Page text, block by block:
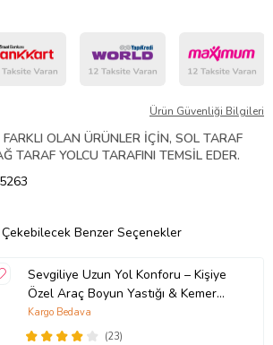
Ürün Güvenliği Bilgileri
OLAN ÜRÜNLER İÇİN, SOL TARAF
TARAF YOLCU TARAFINI TEMSİL EDER.
Benzer Seçenekler
Sevgiliye Uzun Yol Konforu – Kişiye
Özel Araç Boyun Yastığı & Kemer
Pedi Hediye Seti
(23)
Kargo Bedava